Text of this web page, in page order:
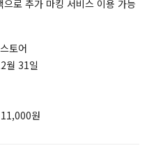
로 추가 마킹 서비스 이용 가능
토어
월 31일
원